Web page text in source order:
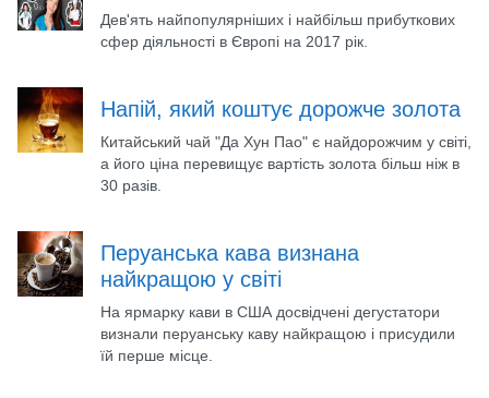
Дев'ять найпопулярніших і найбільш прибуткових
сфер діяльності в Європі на 2017 рік.
Напій, який коштує дорожче золота
Китайський чай "Да Хун Пао" є найдорожчим у світі,
а його ціна перевищує вартість золота більш ніж в
30 разів.
Перуанська кава визнана
найкращою у світі
На ярмарку кави в США досвідчені дегустатори
визнали перуанську каву найкращою і присудили
їй перше місце.